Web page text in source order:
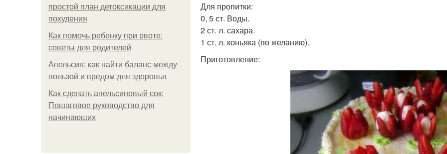
простой план детоксикации для
похудения
Как помочь ребенку при рвоте:
советы для родителей
Апельсин: как найти баланс между
пользой и вредом для здоровья
Как сделать апельсиновый сок:
Пошаговое руководство для
начинающих
Для пропитки:
0, 5 ст. Воды.
2 ст. л. сахара.
1 ст. л. коньяка (по желанию).
Приготовление: